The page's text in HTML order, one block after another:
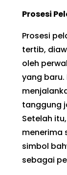
Prosesi
Prosesi
tertib,
oleh
yang baru.
tanggung
Setelah
menerima
simbol
sebagai